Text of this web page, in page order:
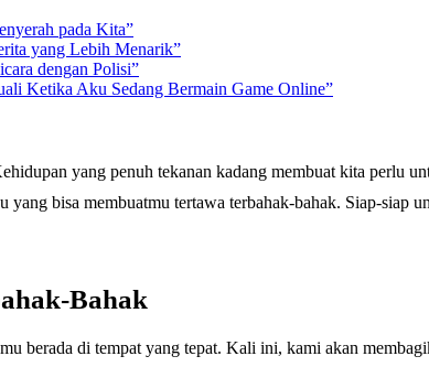
pada Kita”
yang Lebih Menarik”
dengan Polisi”
Ketika Aku Sedang Bermain Game Online”
yang penuh tekanan kadang membuat kita perlu
bisa membuatmu tertawa terbahak-bahak. Siap-siap
Bahak
berada di tempat yang tepat. Kali ini, kami akan